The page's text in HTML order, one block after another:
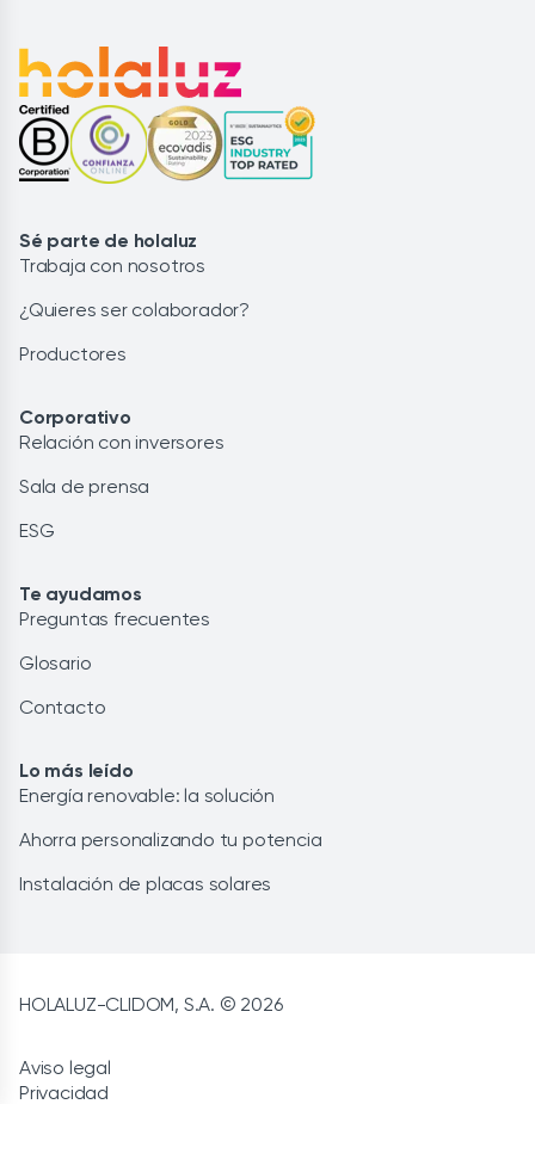
Sé parte de holaluz
Trabaja con nosotros
¿Quieres ser colaborador?
Productores
Corporativo
Relación con inversores
Sala de prensa
ESG
Te ayudamos
Preguntas frecuentes
Glosario
Contacto
Lo más leído
Energía renovable: la solución
Ahorra personalizando tu potencia
Instalación de placas solares
HOLALUZ-CLIDOM, S.A. © 2026
Aviso legal
Privacidad